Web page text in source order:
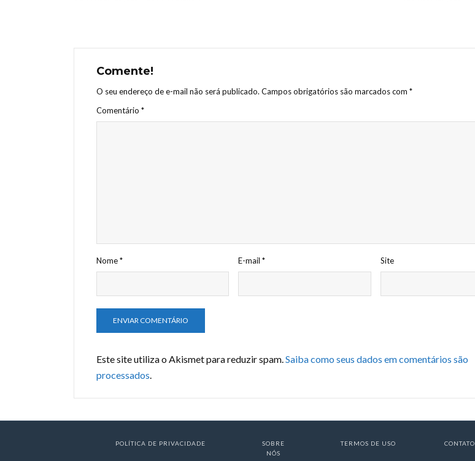
Comente!
O seu endereço de e-mail não será publicado. Campos obrigatórios são marcados com *
Comentário *
Nome* E-mail* Site
Este site utiliza o Akismet para reduzir spam.Saiba como seus dados em comentários são
processados.
POLÍTICA DE PRIVACIDADE
SOBRE
NÓS
TERMOS DE USO CONTATO